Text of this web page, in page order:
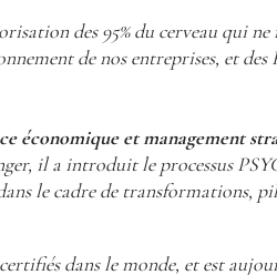
des 95% du cerveau qui
de nos entreprises, et
économique et management
il a introduit le processus
le cadre de transformations,
dans le monde, et est